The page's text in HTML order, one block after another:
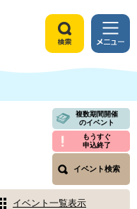
索
メ
ニ
ュ
複数期間開催
のイベント
もうすぐ
申込終了
イベント検索
イベント一覧表示